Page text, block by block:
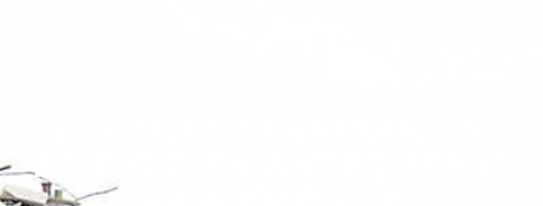
EDIFICIO EN ANTEQUERA?